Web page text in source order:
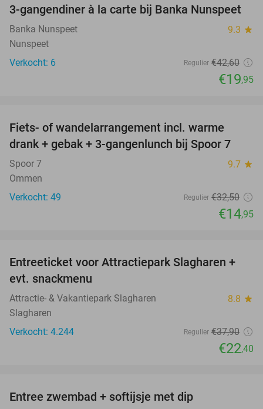
53%
NEW
TODAY
3-gangendiner à la carte bij Banka Nunspeet
Banka Nunspeet 9.3 star
Nunspeet
Verkocht: 6
Regulier €42,60
€19,95
Fiets- of wandelarrangement incl. warme
drank + gebak + 3-gangenlunch bij Spoor 7
Spoor 7 9.7 star
Ommen
Verkocht: 49
Regulier €32,50
€14,95
41%
Entreeticket voor Attractiepark Slagharen +
evt. snackmenu
Attractie- & Vakantiepark Slagharen 8.8 star
Slagharen
Verkocht: 4.244
Regulier €37,90
€22,40
Entree zwembad + softijsje met dip